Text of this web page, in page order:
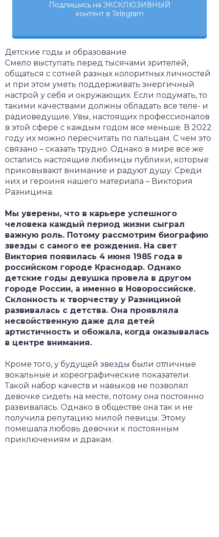
Подпишись на ЭКСКЛЮЗИВНЫЙ
контент в Telegram
Детские годы и образование
Смело выступать перед тысячами зрителей,
общаться с сотней разных колоритных личностей
и при этом уметь поддерживать энергичный
настрой у себя и окружающих. Если подумать, то
такими качествами должны обладать все теле- и
радиоведущие. Увы, настоящих профессионалов
в этой сфере с каждым годом все меньше. В 2022
году их можно пересчитать по пальцам. С чем это
связано – сказать трудно. Однако в мире все же
остались настоящие любимцы публики, которые
приковывают внимание и радуют душу. Среди
них и героиня нашего материала – Виктория
Разницина.
Мы уверены, что в карьере успешного
человека каждый период жизни сыграл
важную роль. Потому рассмотрим биографию
звезды с самого ее рождения. На свет
Виктория появилась 4 июня 1985 года в
российском городе Краснодар. Однако
детские годы девушка провела в другом
городе России, а именно в Новороссийске.
Склонность к творчеству у Разнициной
развивалась с детства. Она проявляла
несвойственную даже для детей
артистичность и обожала, когда оказывалась
в центре внимания.
Кроме того, у будущей звезды были отличные
вокальные и хореографические показатели.
Такой набор качеств и навыков не позволял
девочке сидеть на месте, потому она постоянно
развивалась. Однако в обществе она так и не
получила репутацию милой певицы. Этому
помешала любовь девочки к постоянным
приключениям и дракам.